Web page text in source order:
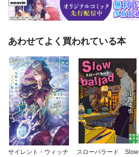
あわせてよく買われている本
サイレント・ウィッチ
スローバラード Slow